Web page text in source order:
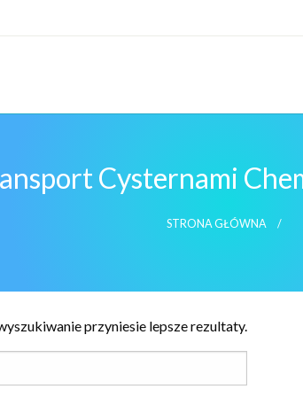
Cysternami
STRONA GŁÓWNA
przyniesie lepsze rezultaty.